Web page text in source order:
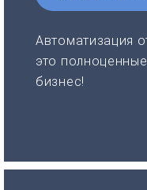
Автоматизация
это
бизнес!